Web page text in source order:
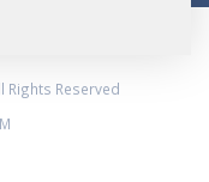
Rights Reserved